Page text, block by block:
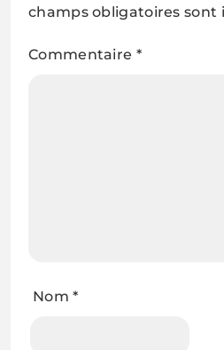
champs obligatoires sont
Commentaire *
Nom*